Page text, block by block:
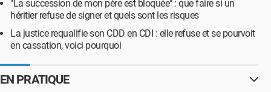
"La succession de mon père est bloquée" : que faire si un
héritier refuse de signer et quels sont les risques
La justice requalifie son CDD en CDI : elle refuse et se pourvoit
en cassation, voici pourquoi
EN PRATIQUE